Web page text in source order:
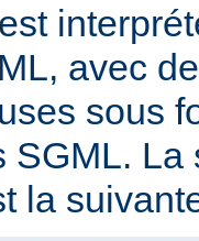
avec
sous
SGML. La
la